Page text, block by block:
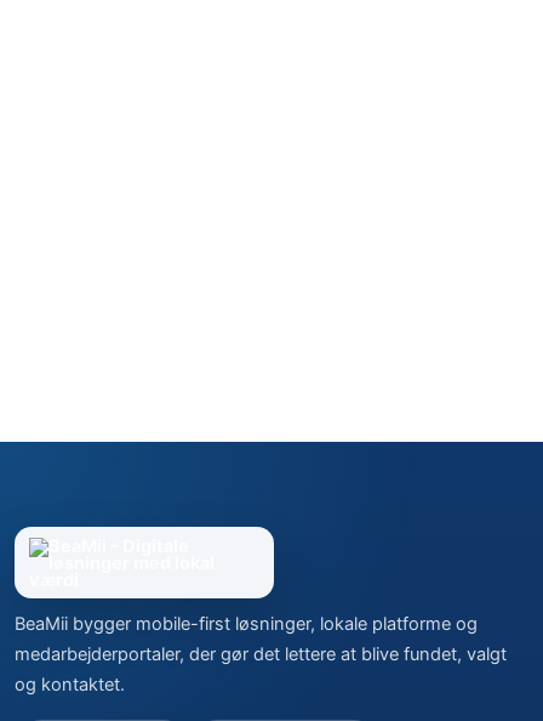
BeaMii bygger mobile-first løsninger, lokale platforme og
medarbejderportaler, der gør det lettere at blive fundet, valgt
og kontaktet.